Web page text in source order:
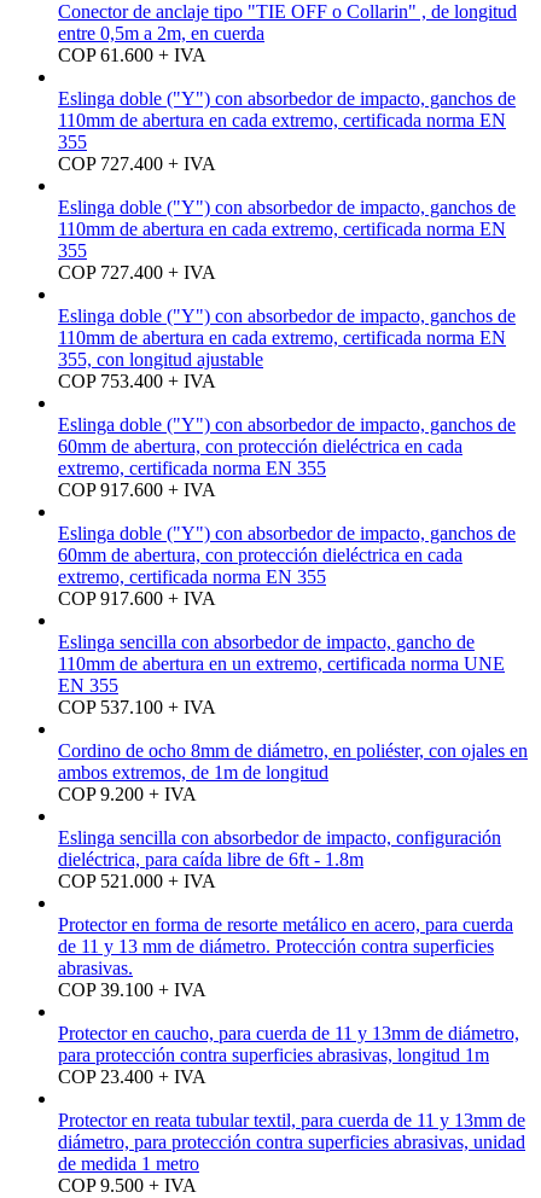
Conector de anclaje tipo "TIE OFF o Collarin" , de longitud
entre 0,5m a 2m, en cuerda
COP 61.600 + IVA
Eslinga doble ("Y") con absorbedor de impacto, ganchos de
110mm de abertura en cada extremo, certificada norma EN
355
COP 727.400 + IVA
Eslinga doble ("Y") con absorbedor de impacto, ganchos de
110mm de abertura en cada extremo, certificada norma EN
355
COP 727.400 + IVA
Eslinga doble ("Y") con absorbedor de impacto, ganchos de
110mm de abertura en cada extremo, certificada norma EN
355, con longitud ajustable
COP 753.400 + IVA
Eslinga doble ("Y") con absorbedor de impacto, ganchos de
60mm de abertura, con protección dieléctrica en cada
extremo, certificada norma EN 355
COP 917.600 + IVA
Eslinga doble ("Y") con absorbedor de impacto, ganchos de
60mm de abertura, con protección dieléctrica en cada
extremo, certificada norma EN 355
COP 917.600 + IVA
Eslinga sencilla con absorbedor de impacto, gancho de
110mm de abertura en un extremo, certificada norma UNE
EN 355
COP 537.100 + IVA
Cordino de ocho 8mm de diámetro, en poliéster, con ojales en
ambos extremos, de 1m de longitud
COP 9.200 + IVA
Eslinga sencilla con absorbedor de impacto, configuración
dieléctrica, para caída libre de 6ft - 1.8m
COP 521.000 + IVA
Protector en forma de resorte metálico en acero, para cuerda
de 11 y 13 mm de diámetro. Protección contra superficies
abrasivas.
COP 39.100 + IVA
Protector en caucho, para cuerda de 11 y 13mm de diámetro,
para protección contra superficies abrasivas, longitud 1m
COP 23.400 + IVA
Protector en reata tubular textil, para cuerda de 11 y 13mm de
diámetro, para protección contra superficies abrasivas, unidad
de medida 1 metro
COP 9.500 + IVA